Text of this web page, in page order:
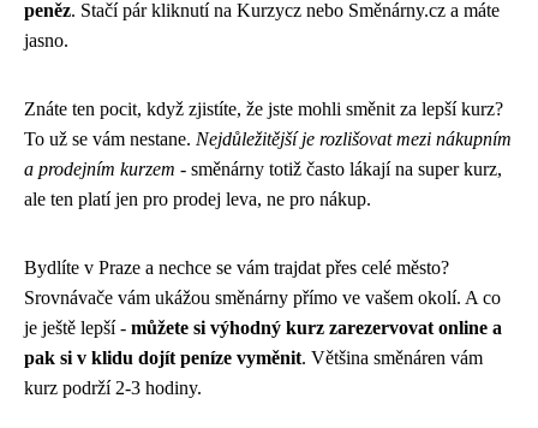
peněz. Stačí pár kliknutí na Kurzycz nebo Směnárny.cz a máte
jasno.
Znáte ten pocit, když zjistíte, že jste mohli směnit za lepší kurz?
To už se vám nestane. Nejdůležitější je rozlišovat mezi nákupním
a prodejním kurzem - směnárny totiž často lákají na super kurz,
ale ten platí jen pro prodej leva, ne pro nákup.
Bydlíte v Praze a nechce se vám trajdat přes celé město?
Srovnávače vám ukážou směnárny přímo ve vašem okolí. A co
je ještě lepší - můžete si výhodný kurz zarezervovat online a
pak si v klidu dojít peníze vyměnit. Většina směnáren vám
kurz podrží 2-3 hodiny.